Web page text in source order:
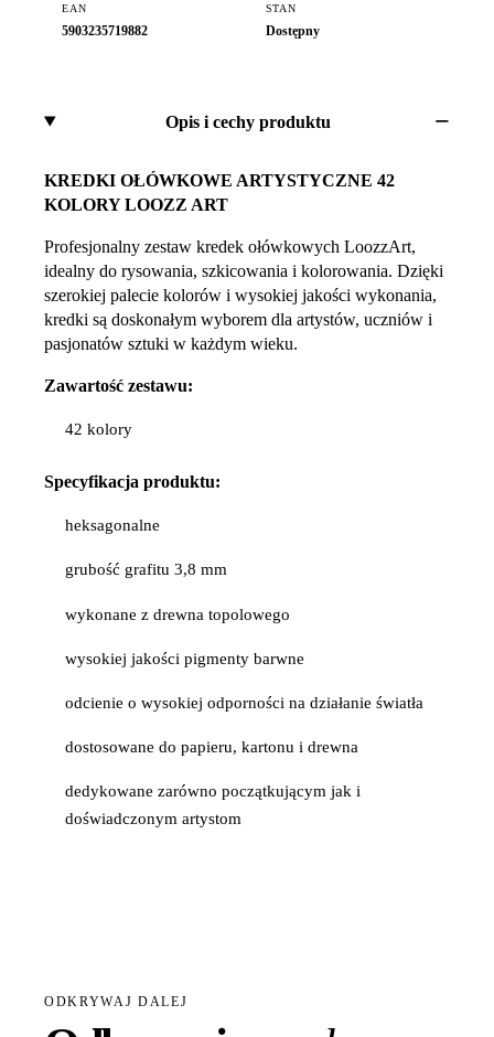
EAN
5903235719882
STAN
Dostępny
Opis i cechy produktu
KREDKI OŁÓWKOWE ARTYSTYCZNE 42
KOLORY LOOZZ ART
Profesjonalny zestaw kredek ołówkowych LoozzArt,
idealny do rysowania, szkicowania i kolorowania. Dzięki
szerokiej palecie kolorów i wysokiej jakości wykonania,
kredki są doskonałym wyborem dla artystów, uczniów i
pasjonatów sztuki w każdym wieku.
Zawartość zestawu:
42 kolory
Specyfikacja produktu:
heksagonalne
grubość grafitu 3,8 mm
wykonane z drewna topolowego
wysokiej jakości pigmenty barwne
odcienie o wysokiej odporności na działanie światła
dostosowane do papieru, kartonu i drewna
dedykowane zarówno początkującym jak i
doświadczonym artystom
ODKRYWAJ DALEJ